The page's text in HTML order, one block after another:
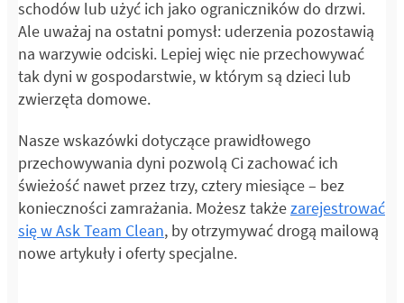
schodów lub użyć ich jako ograniczników do drzwi.
Ale uważaj na ostatni pomysł: uderzenia pozostawią
na warzywie odciski. Lepiej więc nie przechowywać
tak dyni w gospodarstwie, w którym są dzieci lub
zwierzęta domowe.
Nasze wskazówki dotyczące prawidłowego
przechowywania dyni pozwolą Ci zachować ich
świeżość nawet przez trzy, cztery miesiące – bez
konieczności zamrażania. Możesz takżezarejestrować
się w Ask Team Clean, by otrzymywać drogą mailową
nowe artykuły i oferty specjalne.